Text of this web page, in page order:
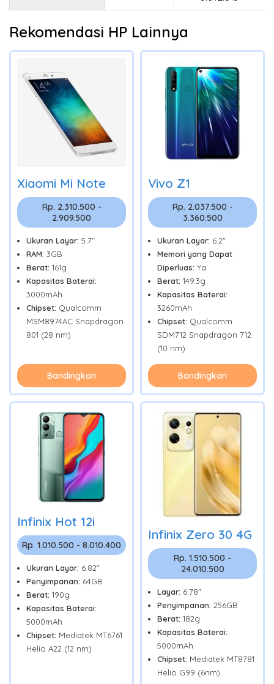
Rekomendasi HP Lainnya
Xiaomi Mi Note
Rp. 2.310.500 -
2.909.500
Ukuran Layar: 5.7"
RAM: 3GB
Berat: 161g
Kapasitas Baterai:
3000mAh
Chipset: Qualcomm
MSM8974AC Snapdragon
801 (28 nm)
Bandingkan
Vivo Z1
Rp. 2.037.500 -
3.360.500
Ukuran Layar: 6.2"
Memori yang Dapat
Diperluas: Ya
Berat: 149.3g
Kapasitas Baterai:
3260mAh
Chipset: Qualcomm
SDM712 Snapdragon 712
(10 nm)
Bandingkan
Infinix Hot 12i
Rp. 1.010.500 - 8.010.400
Ukuran Layar: 6.82"
Penyimpanan: 64GB
Berat: 190g
Kapasitas Baterai:
5000mAh
Chipset: Mediatek MT6761
Helio A22 (12 nm)
Infinix Zero 30 4G
Rp. 1.510.500 -
24.010.500
Layar: 6.78"
Penyimpanan: 256GB
Berat: 182g
Kapasitas Baterai:
5000mAh
Chipset: Mediatek MT8781
Helio G99 (6nm)